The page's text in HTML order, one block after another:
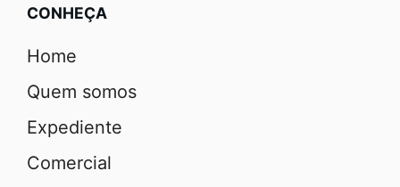
CONHEÇA
Home
Quem somos
Expediente
Comercial